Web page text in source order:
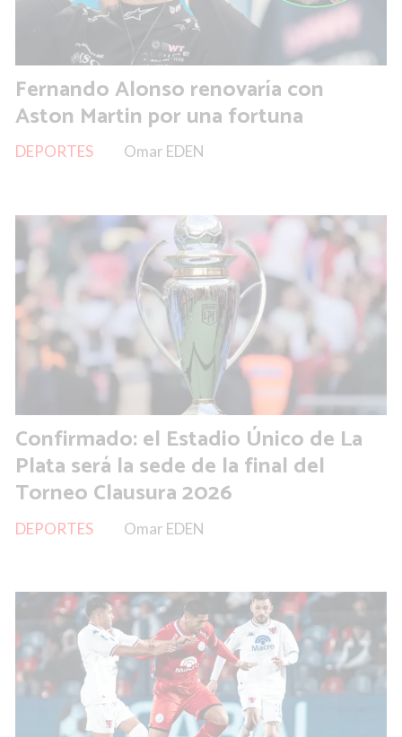
Fernando Alonso renovaría con
Aston Martin por una fortuna
Omar EDEN
DEPORTES
Confirmado: el Estadio Único de La
Plata será la sede de la final del
Torneo Clausura 2026
Omar EDEN
DEPORTES